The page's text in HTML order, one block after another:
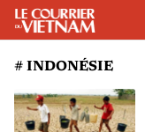
# INDONÉSIE